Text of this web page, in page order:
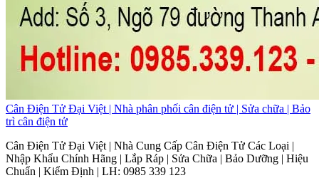
Cân Điện Tử Đại Việt | Nhà phân phối cân điện tử | Sửa chữa | Bảo
trì cân điện tử
Cân Điện Tử Đại Việt | Nhà Cung Cấp Cân Điện Tử Các Loại |
Nhập Khẩu Chính Hãng | Lắp Ráp | Sửa Chữa | Bảo Dưỡng | Hiệu
Chuẩn | Kiểm Định | LH: 0985 339 123